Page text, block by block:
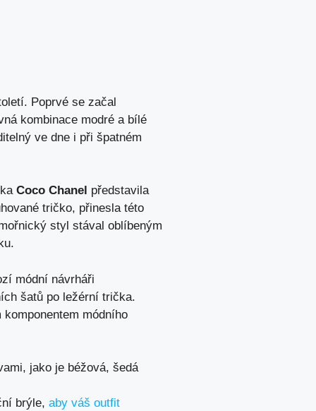
Poprvé se začal
kombinace modré a bílé
ve dne i při špatném
Coco Chanel představila
tričko, přinesla této
styl stával oblíbeným
módní návrháři
šatů po ležérní trička.
módního
jako je béžová, šedá
brýle, aby váš outfit